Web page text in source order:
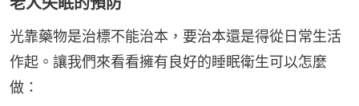
光靠藥物是治標不能治本，要治本還是得從日常生活
作起。讓我們來看看擁有良好的睡眠衛生可以怎麼
做：